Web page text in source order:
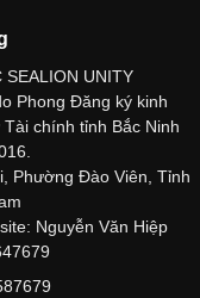
SEALION UNITY
Phong Đăng ký kinh
chính tỉnh Bắc Ninh
Phường Đào Viên, Tỉnh
Nguyễn Văn Hiệp